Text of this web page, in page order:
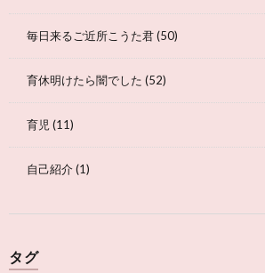
毎日来るご近所こうた君(50)
育休明けたら闇でした (52)
育児(11)
自己紹介(1)
タグ